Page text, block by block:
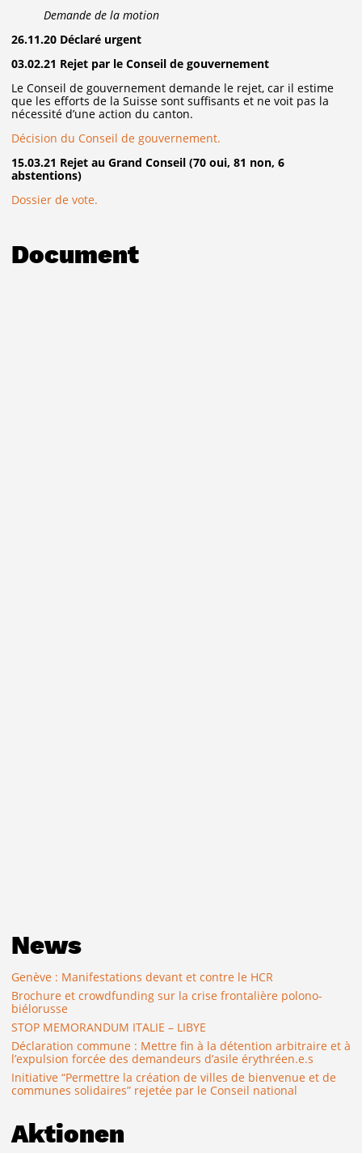
Demande de la motion
26.11.20 Déclaré urgent
03.02.21 Rejet par le Conseil de gouvernement
Le Conseil de gouvernement demande le rejet, car il estime
que les efforts de la Suisse sont suffisants et ne voit pas la
nécessité d’une action du canton.
Décision du Conseil de gouvernement.
15.03.21 Rejet au Grand Conseil (70 oui, 81 non, 6
abstentions)
Dossier de vote.
Document
News
Genève : Manifestations devant et contre le HCR
Brochure et crowdfunding sur la crise frontalière polono-
biélorusse
STOP MEMORANDUM ITALIE – LIBYE
Déclaration commune : Mettre fin à la détention arbitraire et à
l’expulsion forcée des demandeurs d’asile érythréen.e.s
Initiative “Permettre la création de villes de bienvenue et de
communes solidaires” rejetée par le Conseil national
Aktionen